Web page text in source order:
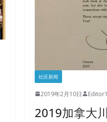
社区新闻
2019年2月10日 Editor1
2019加拿大